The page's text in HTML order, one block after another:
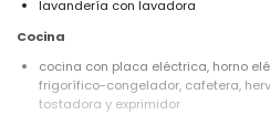
lavandería con lavadora
Cocina
cocina con placa eléctrica, horno
frigorífico-congelador, cafetera,
tostadora y exprimidor